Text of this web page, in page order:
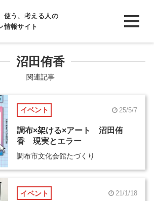
使う、考える人の
情報サイト
沼田侑香
関連記事
イベント 25/5/7
調布×架ける×アート 沼田侑
香 現実とエラー
調布市文化会館たづくり
イベント 21/1/18